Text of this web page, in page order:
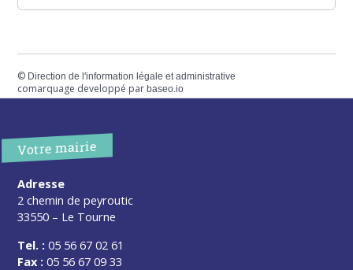
© Direction de l'information légale et administrative
comarquage developpé parbaseo.io
Votre mairie
Adresse
2 chemin de peyroutic
33550 – Le Tourne
Tel. : 05 56 67 02 61
Fax : 05 56 67 09 33